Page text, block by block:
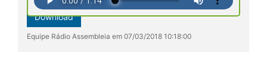
Download
Equipe Rádio Assembleia em 07/03/2018 10:18:00